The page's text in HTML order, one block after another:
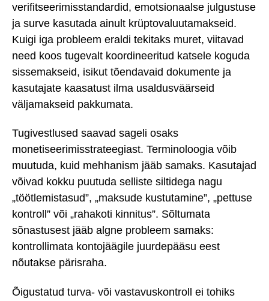
verifitseerimisstandardid, emotsionaalse julgustuse
ja surve kasutada ainult krüptovaluutamakseid.
Kuigi iga probleem eraldi tekitaks muret, viitavad
need koos tugevalt koordineeritud katsele koguda
sissemakseid, isikut tõendavaid dokumente ja
kasutajate kaasatust ilma usaldusväärseid
väljamakseid pakkumata.
Tugivestlused saavad sageli osaks
monetiseerimisstrateegiast. Terminoloogia võib
muutuda, kuid mehhanism jääb samaks. Kasutajad
võivad kokku puutuda selliste siltidega nagu
„töötlemistasud”, „maksude kustutamine”, „pettuse
kontroll” või „rahakoti kinnitus”. Sõltumata
sõnastusest jääb algne probleem samaks:
kontrollimata kontojäägile juurdepääsu eest
nõutakse pärisraha.
Õigustatud turva- või vastavuskontroll ei tohiks